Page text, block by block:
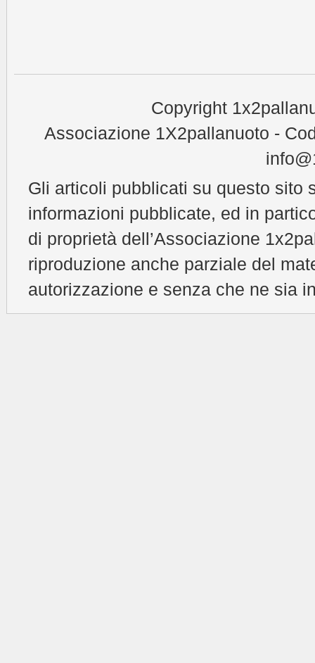
Copyright
Associazione 1X2pallanuoto -
Gli articoli pubblicati su questo sito
informazioni pubblicate, ed in
di proprietà dell’Associazione
riproduzione anche parziale del
autorizzazione e senza che ne sia